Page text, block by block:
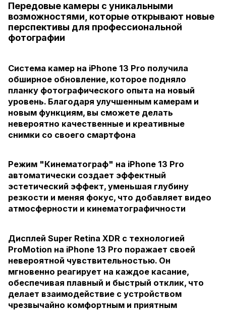
Передовые камеры с уникальными
возможностями, которые открывают новые
перспективы для профессиональной
фотографии
Система камер на iPhone 13 Pro получила
обширное обновление, которое подняло
планку фотографического опыта на новый
уровень. Благодаря улучшенным камерам и
новым функциям, вы сможете делать
невероятно качественные и креативные
снимки со своего смартфона
Режим "Кинематограф" на iPhone 13 Pro
автоматически создает эффектный
эстетический эффект, уменьшая глубину
резкости и меняя фокус, что добавляет видео
атмосферности и кинематографичности
Дисплей Super Retina XDR с технологией
ProMotion на iPhone 13 Pro поражает своей
невероятной чувствительностью. Он
мгновенно реагирует на каждое касание,
обеспечивая плавный и быстрый отклик, что
делает взаимодействие с устройством
чрезвычайно комфортным и приятным